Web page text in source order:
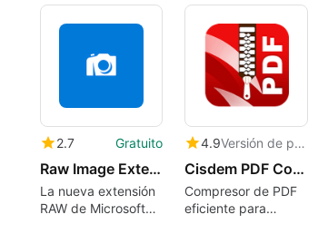
2.7 Gratuito
Raw Image Extension
La nueva extensión
RAW de Microsoft
4.9 Versión de prueba
Cisdem PDF Compressor
Compresor de PDF
eficiente para